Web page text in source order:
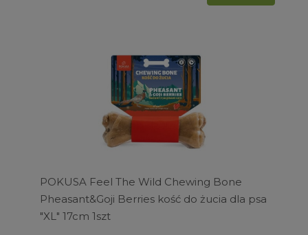
POKUSA Feel The Wild Chewing Bone
Pheasant&Goji Berries kość do żucia dla psa
"XL" 17cm 1szt